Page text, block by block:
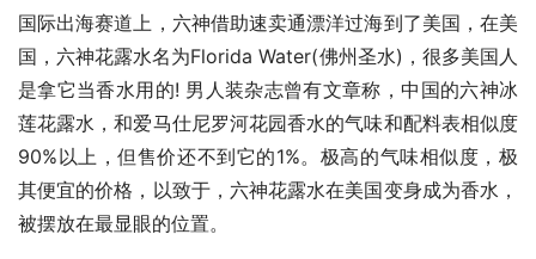
国际出海赛道上，六神借助速卖通漂洋过海到了美国，在美
国，六神花露水名为Florida Water(佛州圣水)，很多美国人
是拿它当香水用的! 男人装杂志曾有文章称，中国的六神冰
莲花露水，和爱马仕尼罗河花园香水的气味和配料表相似度
90%以上，但售价还不到它的1%。极高的气味相似度，极
其便宜的价格，以致于，六神花露水在美国变身成为香水，
被摆放在最显眼的位置。